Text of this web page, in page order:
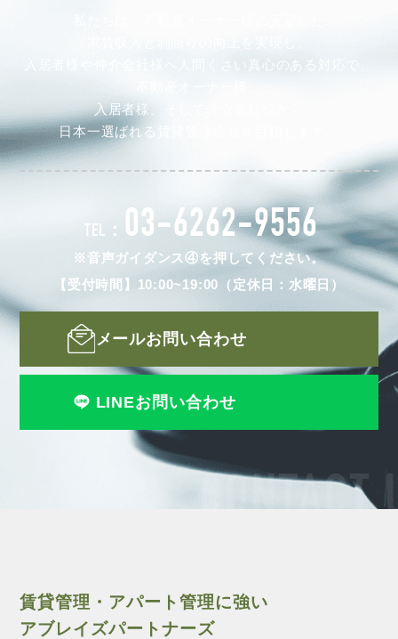
CONTACT
入居者様や仲介会社様へ人間くさい真心のある対応で、
入居者様、そして仲介会社様から
日本一選ばれる賃貸管理会社を目指します。
TEL： 03-6262-9556
※音声ガイダンス④を押してください。
【受付時間】10:00~19:00（定休日：水曜日）
メールお問い合わせ
LINEお問い合わせ
賃貸管理・アパート管理に強い
アブレイズパートナーズ